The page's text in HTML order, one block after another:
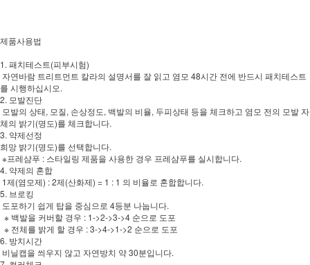
제품사용법
1. 패치테스트(피부시험)
자연바람 트리트먼트 칼라의 설명서를 잘 읽고 염모 48시간 전에 반드시 패치테스트
를 시행하십시오.
2. 모발진단
모발의 상태, 모질, 손상정도, 백발의 비율, 두피상태 등을 체크하고 염모 전의 모발 자
체의 밝기(명도)를 체크합니다.
3. 약제선정
희망 밝기(명도)를 선택합니다.
※프레샴푸 : 스타일링 제품을 사용한 경우 프레샴푸를 실시합니다.
4. 약제의 혼합
1제(염모제) : 2제(산화제) = 1 : 1 의 비율로 혼합합니다.
5. 브로킹
도포하기 쉽게 탑을 중심으로 4등분 나눕니다.
※ 백발을 커버할 경우 : 1->2->3->4 순으로 도포
※ 전체를 밝게 할 경우 : 3->4->1->2 순으로 도포
6. 방치시간
비닐캡을 씌우지 않고 자연방치 약 30분입니다.